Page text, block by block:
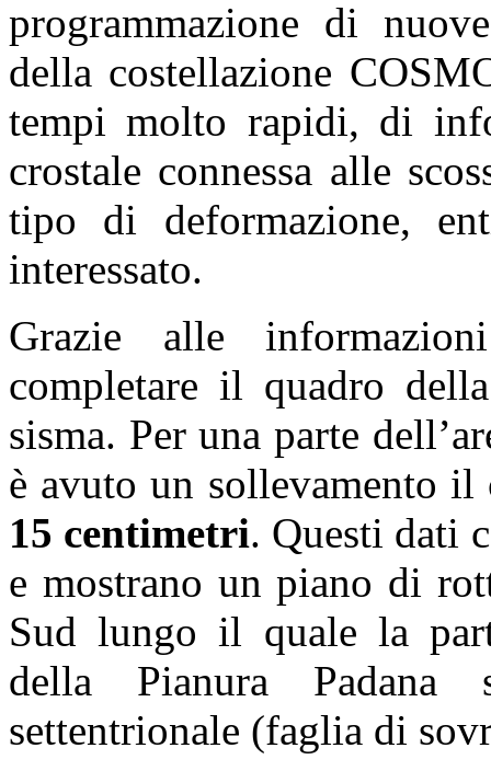
programmazione di
della costellazione
tempi molto rapidi, di
crostale connessa alle
tipo di deformazione,
interessato.
Grazie alle
completare il quadro
sisma. Per una parte
è avuto un sollevamento
15 centimetri. Questi dati
e mostrano un piano di
Sud lungo il quale la
della Pianura
settentrionale (faglia di